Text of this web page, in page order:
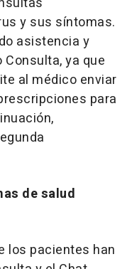
y sus síntomas.
asistencia y
ya que
al médico enviar
para
de salud
los pacientes han